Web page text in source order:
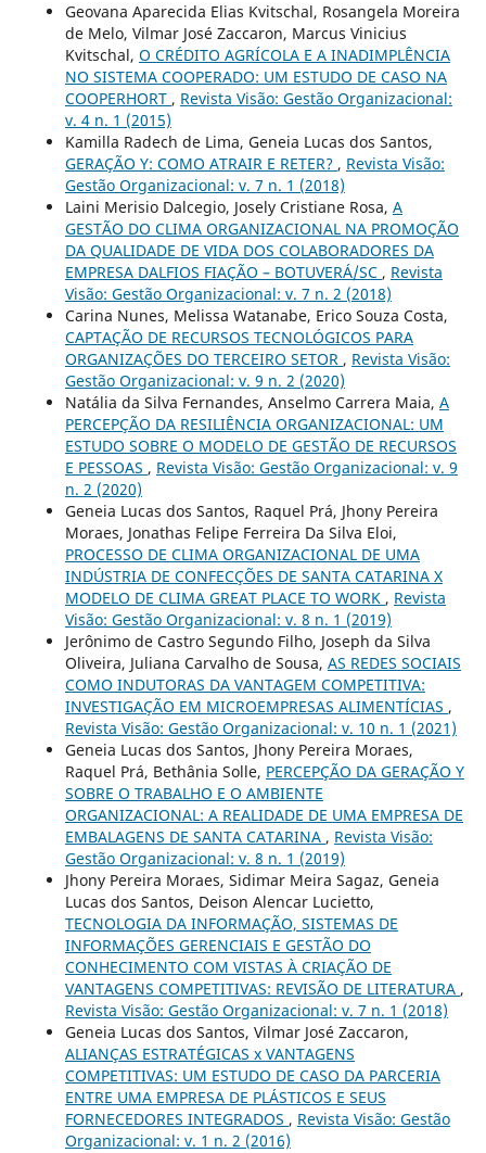
Geovana Aparecida Elias Kvitschal, Rosangela Moreira
de Melo, Vilmar José Zaccaron, Marcus Vinicius
Kvitschal, O CRÉDITO AGRÍCOLA E A INADIMPLÊNCIA
NO SISTEMA COOPERADO: UM ESTUDO DE CASO NA
COOPERHORT , Revista Visão: Gestão Organizacional:
v. 4 n. 1 (2015)
Kamilla Radech de Lima, Geneia Lucas dos Santos,
GERAÇÃO Y: COMO ATRAIR E RETER? , Revista Visão:
Gestão Organizacional: v. 7 n. 1 (2018)
Laini Merisio Dalcegio, Josely Cristiane Rosa, A
GESTÃO DO CLIMA ORGANIZACIONAL NA PROMOÇÃO
DA QUALIDADE DE VIDA DOS COLABORADORES DA
EMPRESA DALFIOS FIAÇÃO – BOTUVERÁ/SC , Revista
Visão: Gestão Organizacional: v. 7 n. 2 (2018)
Carina Nunes, Melissa Watanabe, Erico Souza Costa,
CAPTAÇÃO DE RECURSOS TECNOLÓGICOS PARA
ORGANIZAÇÕES DO TERCEIRO SETOR , Revista Visão:
Gestão Organizacional: v. 9 n. 2 (2020)
Natália da Silva Fernandes, Anselmo Carrera Maia, A
PERCEPÇÃO DA RESILIÊNCIA ORGANIZACIONAL: UM
ESTUDO SOBRE O MODELO DE GESTÃO DE RECURSOS
E PESSOAS , Revista Visão: Gestão Organizacional: v. 9
n. 2 (2020)
Geneia Lucas dos Santos, Raquel Prá, Jhony Pereira
Moraes, Jonathas Felipe Ferreira Da Silva Eloi,
PROCESSO DE CLIMA ORGANIZACIONAL DE UMA
INDÚSTRIA DE CONFECÇÕES DE SANTA CATARINA X
MODELO DE CLIMA GREAT PLACE TO WORK , Revista
Visão: Gestão Organizacional: v. 8 n. 1 (2019)
Jerônimo de Castro Segundo Filho, Joseph da Silva
Oliveira, Juliana Carvalho de Sousa, AS REDES SOCIAIS
COMO INDUTORAS DA VANTAGEM COMPETITIVA:
INVESTIGAÇÃO EM MICROEMPRESAS ALIMENTÍCIAS ,
Revista Visão: Gestão Organizacional: v. 10 n. 1 (2021)
Geneia Lucas dos Santos, Jhony Pereira Moraes,
Raquel Prá, Bethânia Solle, PERCEPÇÃO DA GERAÇÃO Y
SOBRE O TRABALHO E O AMBIENTE
ORGANIZACIONAL: A REALIDADE DE UMA EMPRESA DE
EMBALAGENS DE SANTA CATARINA , Revista Visão:
Gestão Organizacional: v. 8 n. 1 (2019)
Jhony Pereira Moraes, Sidimar Meira Sagaz, Geneia
Lucas dos Santos, Deison Alencar Lucietto,
TECNOLOGIA DA INFORMAÇÃO, SISTEMAS DE
INFORMAÇÕES GERENCIAIS E GESTÃO DO
CONHECIMENTO COM VISTAS À CRIAÇÃO DE
VANTAGENS COMPETITIVAS: REVISÃO DE LITERATURA ,
Revista Visão: Gestão Organizacional: v. 7 n. 1 (2018)
Geneia Lucas dos Santos, Vilmar José Zaccaron,
ALIANÇAS ESTRATÉGICAS x VANTAGENS
COMPETITIVAS: UM ESTUDO DE CASO DA PARCERIA
ENTRE UMA EMPRESA DE PLÁSTICOS E SEUS
FORNECEDORES INTEGRADOS , Revista Visão: Gestão
Organizacional: v. 1 n. 2 (2016)